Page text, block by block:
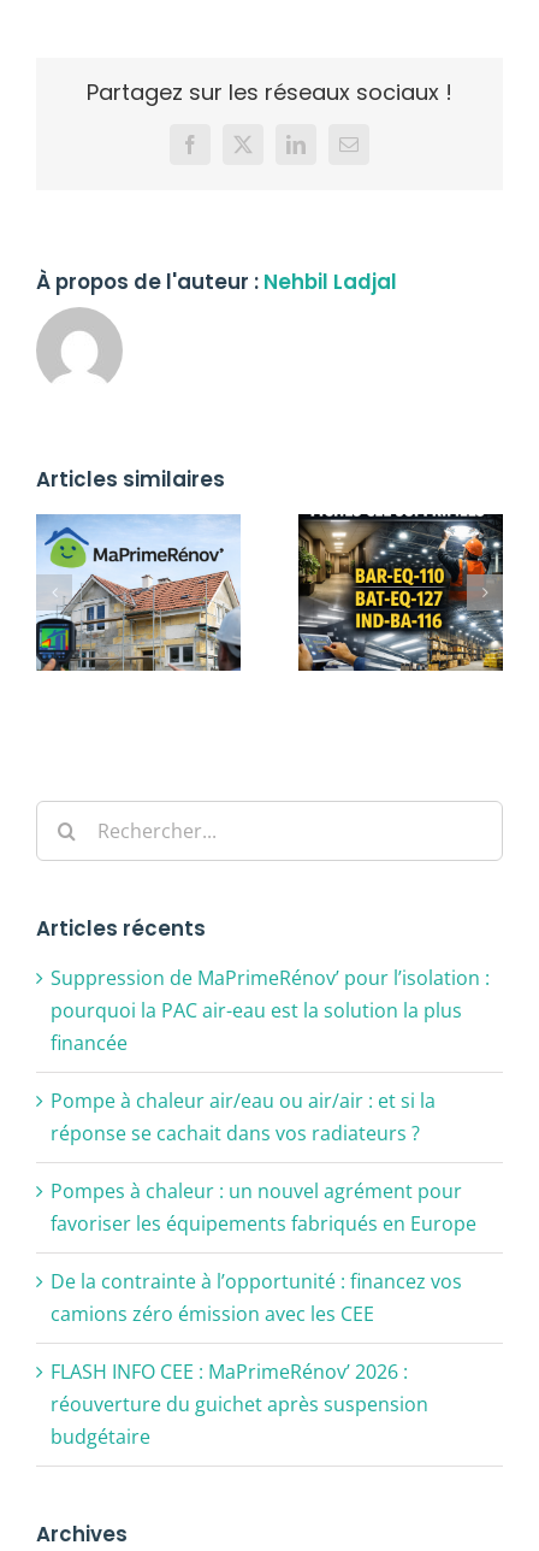
Partagez sur les réseaux sociaux !
Facebook
X LinkedInEmail
À propos de l'auteur : Nehbil Ladjal
Articles similaires
Rechercher:
Articles récents
Suppression de MaPrimeRénov’ pour l’isolation :
pourquoi la PAC air-eau est la solution la plus
financée
Pompe à chaleur air/eau ou air/air : et si la
réponse se cachait dans vos radiateurs ?
Pompes à chaleur : un nouvel agrément pour
favoriser les équipements fabriqués en Europe
De la contrainte à l’opportunité : financez vos
camions zéro émission avec les CEE
FLASH INFO CEE : MaPrimeRénov’ 2026 :
réouverture du guichet après suspension
budgétaire
Archives